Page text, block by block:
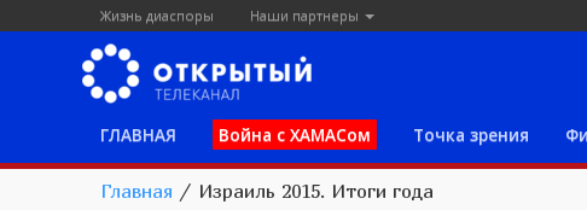
Жизнь диаспоры Наши партнеры
ГЛАВНАЯ Война с ХАМАСом Точка зрения
Главная / Израиль 2015. Итоги года